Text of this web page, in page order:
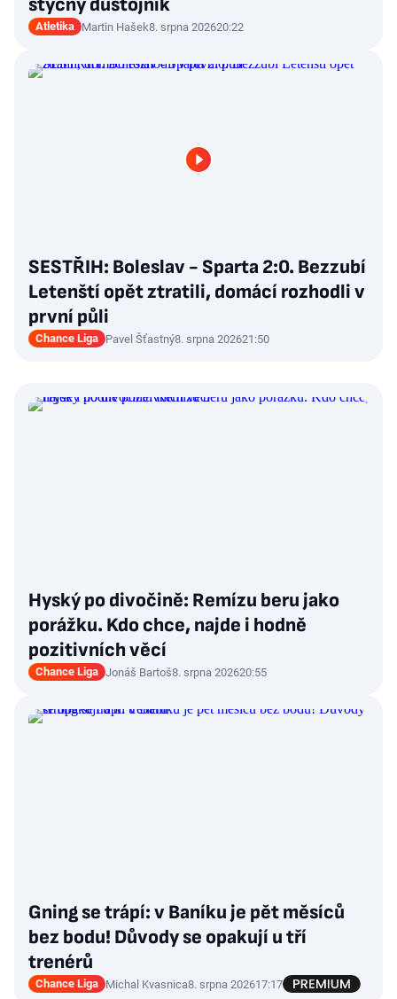
styčný důstojník
Atletika Martin Hašek8. srpna 202620:22
SESTŘIH: Boleslav - Sparta 2:0. Bezzubí
Letenští opět ztratili, domácí rozhodli v
první půli
Chance Liga Pavel Šťastný8. srpna 202621:50
Hyský po divočině: Remízu beru jako
porážku. Kdo chce, najde i hodně
pozitivních věcí
Chance Liga Jonáš Bartoš8. srpna 202620:55
Gning se trápí: v Baníku je pět měsíců
bez bodu! Důvody se opakují u tří
trenérů
Chance Liga Michal Kvasnica8. srpna 202617:17